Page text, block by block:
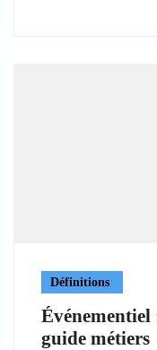
Définitions
guide métiers